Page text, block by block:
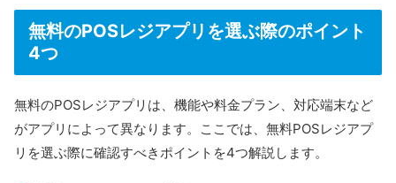
対応決済手段
Square
レジ機能
無料のPOSレジアプリを選ぶ際のポイント
4つ
無料のPOSレジアプリは、機能や料金プラン、対応端末など
がアプリによって異なります。ここでは、無料POSレジアプ
リを選ぶ際に確認すべきポイントを4つ解説します。